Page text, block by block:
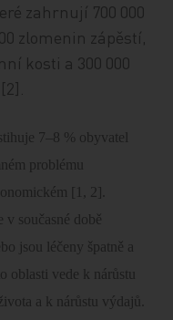
zahrnují 700 000
zlomenin zápěstí,
kosti a 300 000
7–8 % obyvatel
problému
[1, 2].
v současné době
jsou léčeny špatně a
oblasti vede k nárůstu
a k nárůstu výdajů.